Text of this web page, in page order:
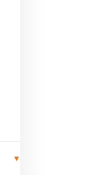
▾